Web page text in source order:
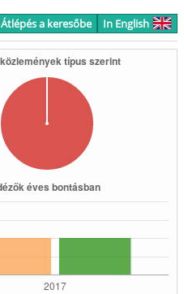
Átlépés a keresőbe In English